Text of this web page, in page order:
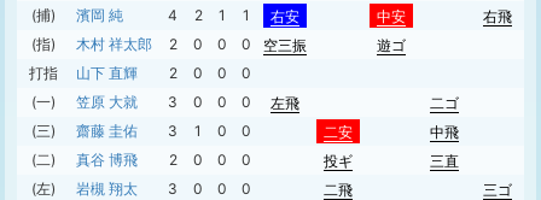
(捕)
濱岡 純 4 2 1 1 右安 中安
右飛
(指)
木村 祥太郎 2 0 0 0 空三振
遊ゴ
打指
山下 直輝 2 0 0 0
(一)
笠原 大就 3 0 0 0 左飛 二ゴ
(三)
齋藤 圭佑 3 1 0 0 二安 中飛
(二)
真谷 博飛 2 0 0 0 投ギ 三直
(左)
岩槻 翔太 3 0 0 0 二飛
三ゴ